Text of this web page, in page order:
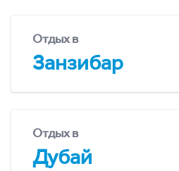
Отдых в
Занзибар
Отдых в
Дубай